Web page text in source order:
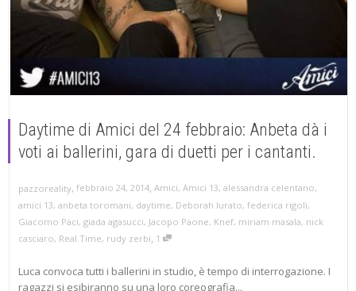
Daytime di Amici del 24 febbraio: Anbeta dà i
voti ai ballerini, gara di duetti per i cantanti.
pazzoreality, febbraio 24, 2014, Amici, Amici 13, alessandra celentano,
amici 13, anbeta toromani, daytime, Deborah Iurato, federica rigoli,
Giacomo Paci, giada agasucci, Jacopo Paone, Knef, miriam masala, nick
casciaro, Real Time, rudy zerbi 1
Luca convoca tutti i ballerini in studio, è tempo di interrogazione. I
ragazzi si esibiranno su una loro coreografia...